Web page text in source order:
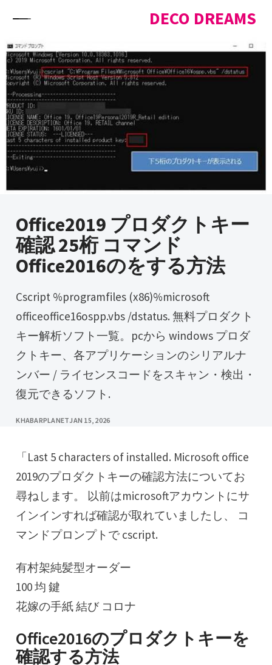
DECO DREAMS
Office2019 プロダクトキー
確認 25桁 コマンド
Office2016のをする方法
Cscript %programfiles (x86)%microsoft
officeoffice16ospp.vbs /dstatus. 無料プロダクト
キー解析ソフト一覧。pcから windows プロダ
クトキー、各アプリケーションのシリアルナ
ンバー / ライセンスコードをスキャン・検出・
復元できるソフト.
KHABARPLANETJAN 15, 2026
「last 5 characters of installed. Microsoft office
2019のプロダクトキーの確認方法についてお
尋ねします。 以前はmicrosoftアカウントにサ
インインすれば確認が取れていましたし、 コ
マンドプロンプトで cscript.
有村架純髪型オーダー
100 均 鍵
花嫁の手紙 結び コロナ
Office2016のプロダクトキーを
確認する方法